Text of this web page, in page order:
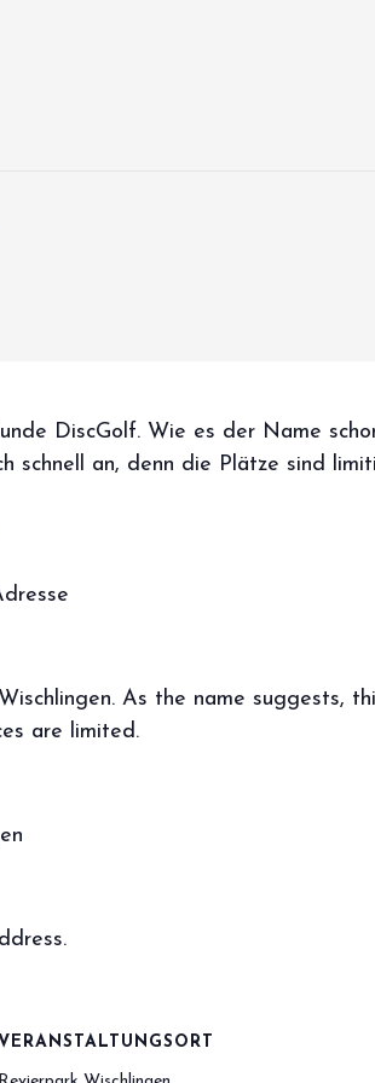
DiscGolf. Wie es der Name
schnell an, denn die Plätze sind
As the name suggests,
are limited.
VERANSTALTUNGSORT